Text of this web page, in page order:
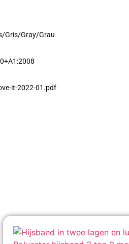
Gris/Gray/Grau
it-2022-01.pdf